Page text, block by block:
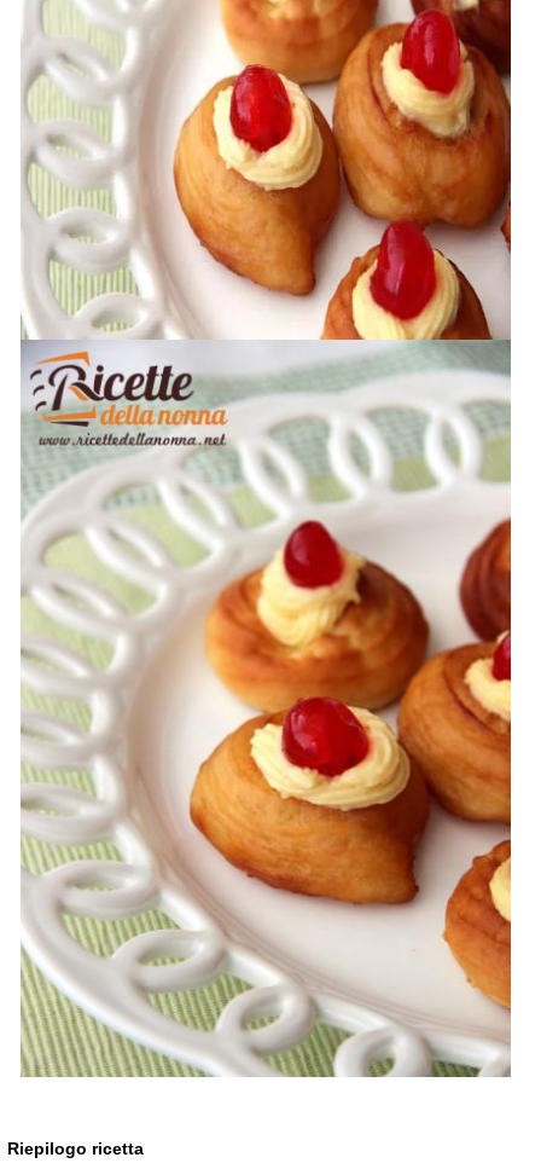
Riepilogo ricetta